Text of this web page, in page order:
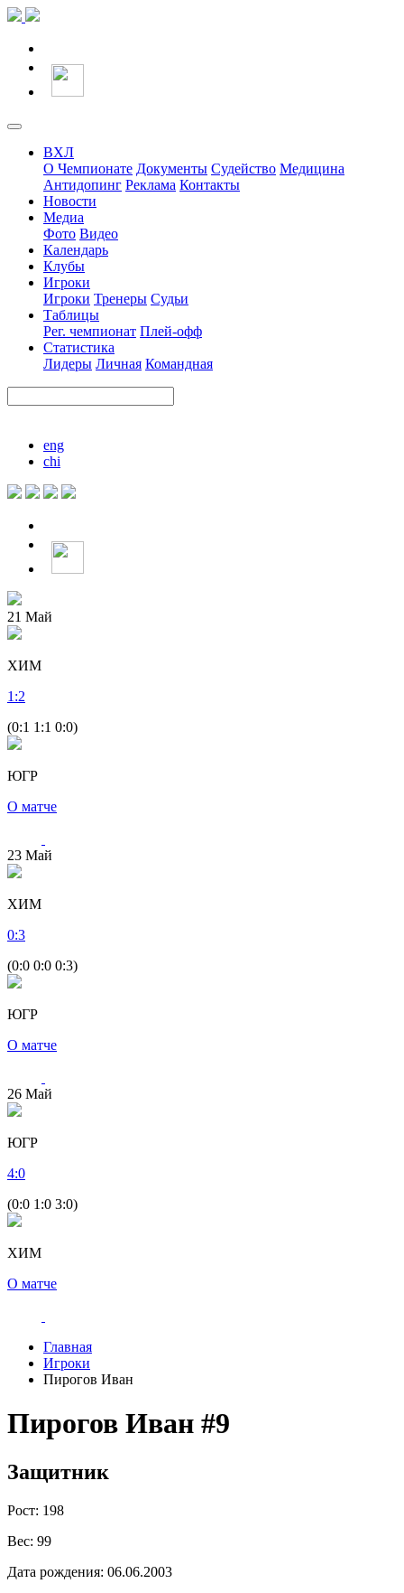
ВХЛ
О Чемпионате Документы Судейство Медицина
Антидопинг Реклама Контакты
Новости
Медиа
Фото Видео
Календарь
Клубы
Игроки
Игроки Тренеры Судьи
Таблицы
Рег. чемпионат Плей-офф
Статистика
Лидеры Личная Командная
eng
chi
21 Май
ХИМ
1 :2
(0:1 1:1 0:0)
ЮГР
О матче
23 Май
ХИМ
0:3
(0:0 0:0 0:3)
ЮГР
О матче
26 Май
ЮГР
4:0
(0:0 1:0 3:0)
ХИМ
О матче
Главная
Игроки
Пирогов Иван
Пирогов Иван #9
Защитник
Рост: 198
Вес: 99
Дата рождения: 06.06.2003